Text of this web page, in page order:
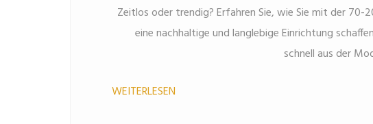
Zeitlos oder trendig? Erfahren Sie, wie Sie mit der 70-
eine nachhaltige und langlebige Einrichtung
schnell aus der
WEITERLESEN